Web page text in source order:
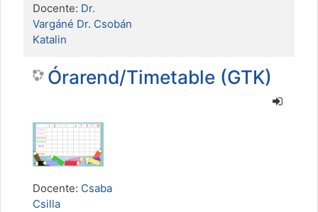
Docente: Dr.
Vargáné Dr. Csobán
Katalin
Órarend/Timetable (GTK)
Docente: Csaba
Csilla